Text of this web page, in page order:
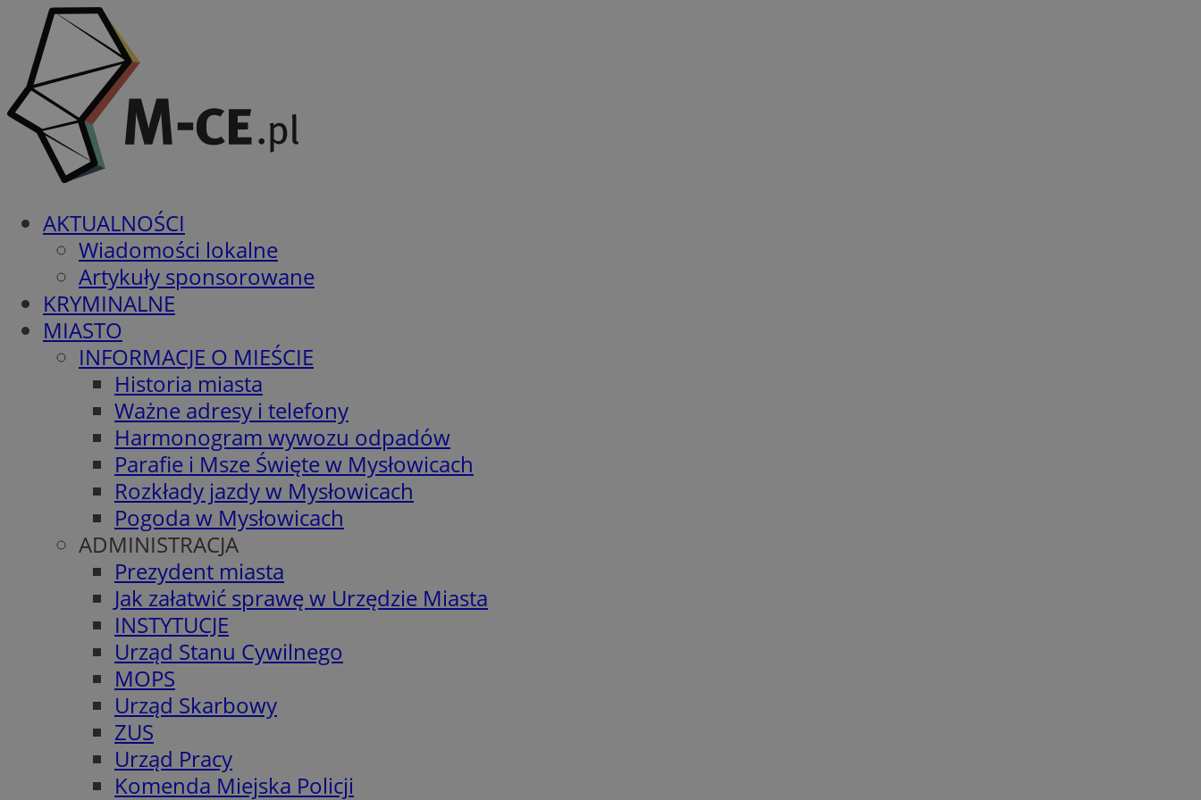
AKTUALNOŚCI
Wiadomości lokalne
Artykuły sponsorowane
KRYMINALNE
MIASTO
INFORMACJE O MIEŚCIE
Historia miasta
Ważne adresy i telefony
Harmonogram wywozu odpadów
Parafie i Msze Święte w Mysłowicach
Rozkłady jazdy w Mysłowicach
Pogoda w Mysłowicach
ADMINISTRACJA
Prezydent miasta
Jak załatwić sprawę w Urzędzie Miasta
INSTYTUCJE
Urząd Stanu Cywilnego
MOPS
Urząd Skarbowy
ZUS
Urząd Pracy
Komenda Miejska Policji